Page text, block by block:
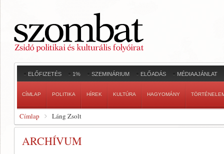
ELŐFIZETÉS 1% SZEMINÁRIUM ELŐADÁS MÉDIAAJÁNLAT
CÍMLAP POLITIKA HÍREK KULTÚRA HAGYOMÁNY
Címlap Láng Zsolt
ARCHÍVUM